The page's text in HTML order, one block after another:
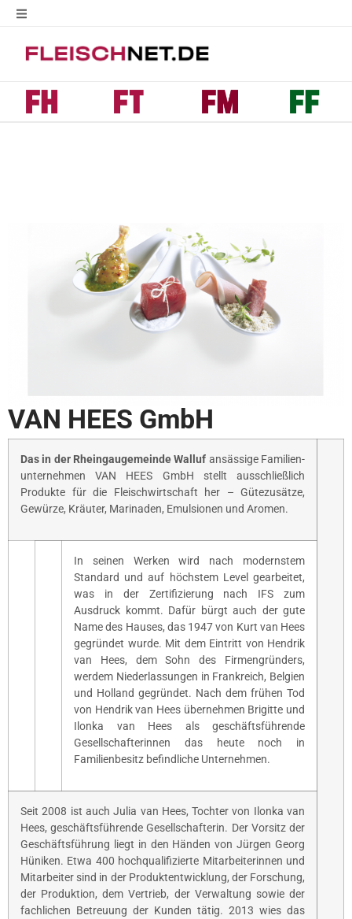
VAN HEES GmbH
Das in der Rheingaugemeinde Walluf ansässige Familien­
unternehmen VAN HEES GmbH stellt ausschließlich
Produkte für die Fleischwirtschaft her – Gütezusätze,
Gewürze, Kräuter, Marinaden, Emulsionen und Aromen.
In seinen Werken wird nach modernstem
Standard und auf höchstem Level gearbeitet,
was in der Zertifizierung nach IFS zum
Ausdruck kommt. Dafür bürgt auch der gute
Name des Hauses, das 1947 von Kurt van Hees
gegründet wurde. Mit dem Eintritt von Hendrik
van Hees, dem Sohn des Firmengründers,
werdem Niederlassungen in Frankreich, Belgien
und Holland gegründet. Nach dem frühen Tod
von Hendrik van Hees übernehmen Brigitte und
Ilonka van Hees als geschäftsführende
Gesellschafterinnen das heute noch in
Familienbesitz befindliche Unternehmen.
Seit 2008 ist auch Julia van Hees, Tochter von Ilonka van
Hees, geschäftsführende Gesellschafterin. Der Vorsitz der
Geschäftsführung liegt in den Händen von Jürgen Georg
Hüniken. Etwa 400 hochqualifizierte Mitarbeiterinnen und
Mitarbeiter sind in der Produktentwicklung, der Forschung,
der Produktion, dem Vertrieb, der Verwaltung sowie der
fachlichen Betreuung der Kunden tätig. 2013 wies das